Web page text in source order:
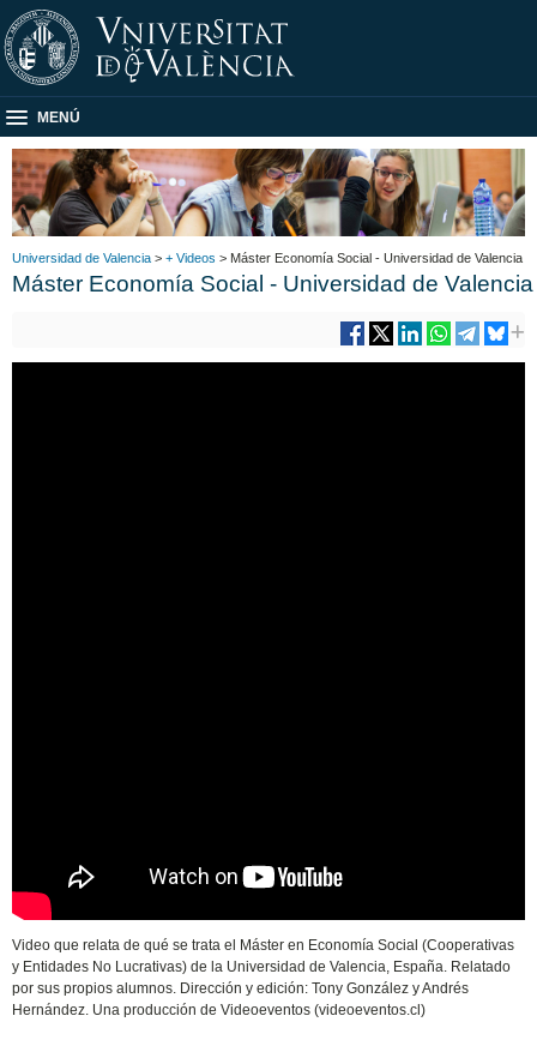
MENÚ
Universidad de Valencia > + Videos > Máster Economía Social - Universidad de Valencia
Máster Economía Social - Universidad de Valencia
Video que relata de qué se trata el Máster en Economía Social (Cooperativas
y Entidades No Lucrativas) de la Universidad de Valencia, España. Relatado
por sus propios alumnos. Dirección y edición: Tony González y Andrés
Hernández. Una producción de Videoeventos (videoeventos.cl)